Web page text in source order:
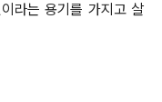
라는 용기를 가지고 살